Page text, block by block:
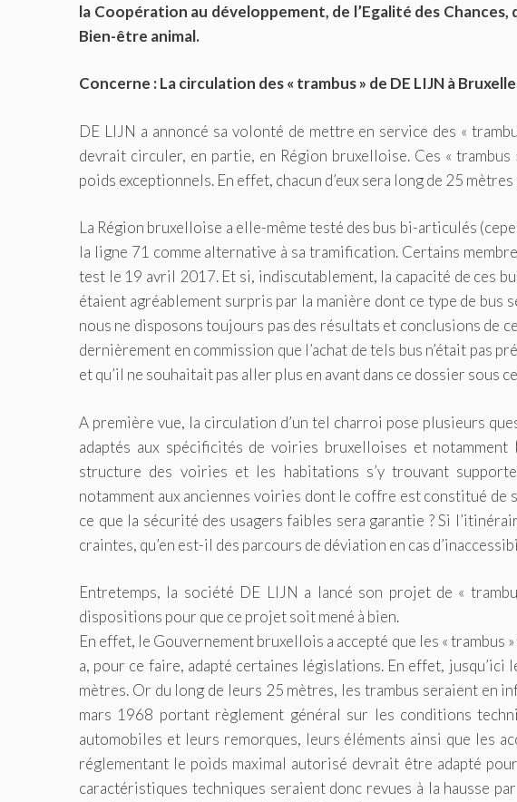
la Coopération au développement, de l’Egalité des
Bien-être animal.
Concerne : La circulation des « trambus » de DE LIJN à
DE LIJN a annoncé sa volonté de mettre en service des «
devrait circuler, en partie, en Région bruxelloise. Ces «
poids exceptionnels. En effet, chacun d’eux sera long de 25
La Région bruxelloise a elle-même testé des bus bi-articulés
la ligne 71 comme alternative à sa tramification. Certains
test le 19 avril 2017. Et si, indiscutablement, la capacité de ces
étaient agréablement surpris par la manière dont ce type de bus
nous ne disposons toujours pas des résultats et conclusions de
dernièrement en commission que l’achat de tels bus n’était pas
et qu’il ne souhaitait pas aller plus en avant dans ce dossier sous
A première vue, la circulation d’un tel charroi pose plusieurs
adaptés aux spécificités de voiries bruxelloises et
structure des voiries et les habitations s’y trouvant
notamment aux anciennes voiries dont le coffre est constitué de
ce que la sécurité des usagers faibles sera garantie ? Si
craintes, qu’en est-il des parcours de déviation en cas
Entretemps, la société DE LIJN a lancé son projet de «
dispositions pour que ce projet soit mené à bien.
En effet, le Gouvernement bruxellois a accepté que les «
a, pour ce faire, adapté certaines législations. En effet,
mètres. Or du long de leurs 25 mètres, les trambus seraient en
mars 1968 portant règlement général sur les conditions
automobiles et leurs remorques, leurs éléments ainsi que les
réglementant le poids maximal autorisé devrait être adapté
caractéristiques techniques seraient donc revues à la hausse